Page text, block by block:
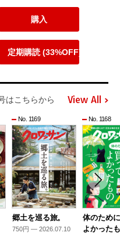
購入
定期購読 (33%OFF)
はこちらから View All
No. 1169
郷土を巡る旅。
750円 — 2026.07.10
No. 1168
体のため
よかった